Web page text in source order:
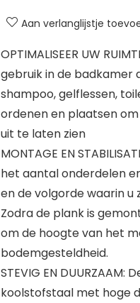
Aan verlanglijstje
OPTIMALISEER UW
gebruik in de badkamer
shampoo, gelflessen,
ordenen en plaatsen
uit te laten zien
MONTAGE EN
het aantal onderdelen
en de volgorde waarin
Zodra de plank is
om de hoogte van het
bodemgesteldheid.
STEVIG EN DUURZAAM:
koolstofstaal met hoge